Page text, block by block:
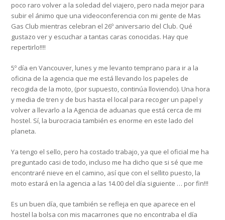
poco raro volver a la soledad del viajero, pero nada mejor para
subir el ánimo que una videoconferencia con mi gente de Mas
Gas Club mientras celebran el 26º aniversario del Club. Qué
gustazo ver y escuchar a tantas caras conocidas. Hay que
repertirlo!!!!
5º día en Vancouver, lunes y me levanto temprano para ir a la
oficina de la agencia que me está llevando los papeles de
recogida de la moto, (por supuesto, continúa lloviendo). Una hora
y media de tren y de bus hasta el local para recoger un papel y
volver a llevarlo a la Agencia de aduanas que está cerca de mi
hostel. Sí, la burocracia también es enorme en este lado del
planeta.
Ya tengo el sello, pero ha costado trabajo, ya que el oficial me ha
preguntado casi de todo, incluso me ha dicho que si sé que me
encontraré nieve en el camino, así que con el sellito puesto, la
moto estará en la agencia a las 14.00 del día siguiente … por fin!!!
Es un buen día, que también se refleja en que aparece en el
hostel la bolsa con mis macarrones que no encontraba el día